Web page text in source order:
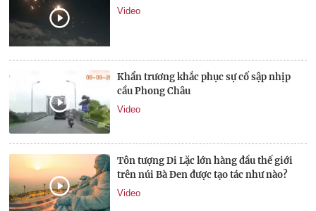
Video
Khẩn trương khắc phục sự cố sập nhịp
cầu Phong Châu
Video
Tôn tượng Di Lặc lớn hàng đầu thế giới
trên núi Bà Đen được tạo tác như nào?
Video